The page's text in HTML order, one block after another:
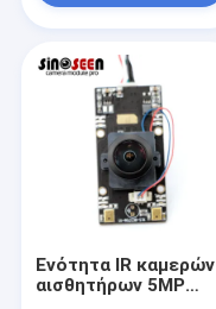
Ενότητα IR καμερών
αισθητήρων 5MP